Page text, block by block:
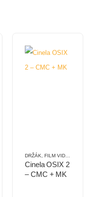
OZVUČOVACÍ TECHNIKA
DRŽÁK ,FILM VIDEO
Cinela OSIX 2
– CMC + MK